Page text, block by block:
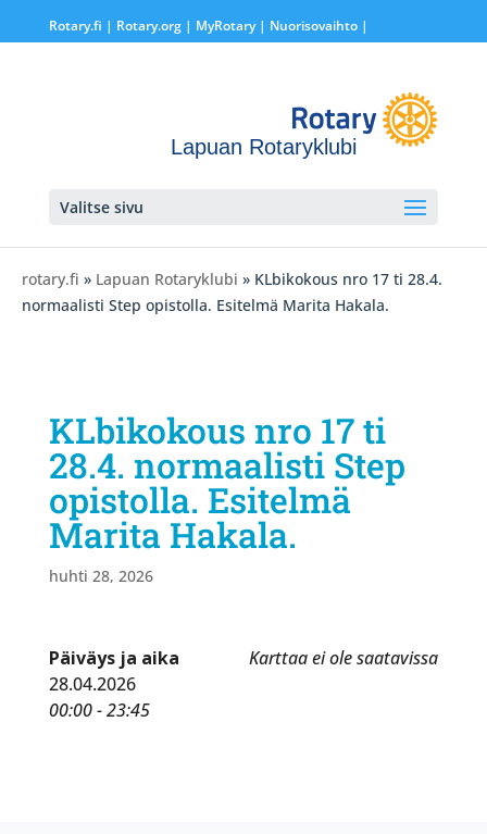
Rotary.fi | Rotary.org| MyRotary | Nuorisovaihto|
Lapuan Rotaryklubi
Valitse sivu
rotary.fi » Lapuan Rotaryklubi » KLbikokous nro 17 ti 28.4.
normaalisti Step opistolla. Esitelmä Marita Hakala.
KLbikokous nro 17 ti
28.4. normaalisti Step
opistolla. Esitelmä
Marita Hakala.
huhti 28, 2026
Karttaa ei ole saatavissa
Päiväys ja aika
28.04.2026
00:00 - 23:45